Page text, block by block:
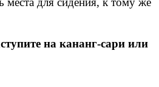
на кананг-сари или